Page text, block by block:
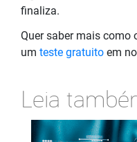
finaliza.
Quer saber mais como
um teste gratuito em
Leia